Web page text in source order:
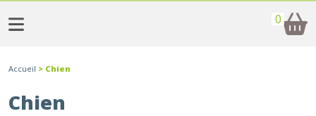
0
Accueil > Chien
Chien